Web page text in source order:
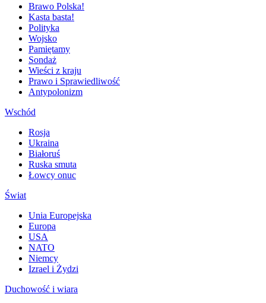
Brawo Polska!
Kasta basta!
Polityka
Wojsko
Pamiętamy
Sondaż
Wieści z kraju
Prawo i Sprawiedliwość
Antypolonizm
Wschód
Rosja
Ukraina
Białoruś
Ruska smuta
Łowcy onuc
Świat
Unia Europejska
Europa
USA
NATO
Niemcy
Izrael i Żydzi
Duchowość i wiara